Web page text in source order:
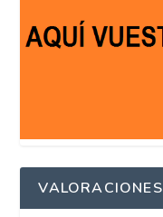
VALORACIONES